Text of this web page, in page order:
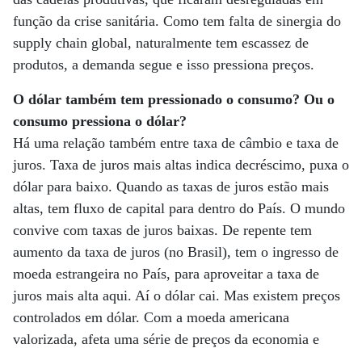
função da crise sanitária. Como tem falta de sinergia do
supply chain global, naturalmente tem escassez de
produtos, a demanda segue e isso pressiona preços.
O dólar também tem pressionado o consumo? Ou o
consumo pressiona o dólar?
Há uma relação também entre taxa de câmbio e taxa de
juros. Taxa de juros mais altas indica decréscimo, puxa o
dólar para baixo. Quando as taxas de juros estão mais
altas, tem fluxo de capital para dentro do País. O mundo
convive com taxas de juros baixas. De repente tem
aumento da taxa de juros (no Brasil), tem o ingresso de
moeda estrangeira no País, para aproveitar a taxa de
juros mais alta aqui. Aí o dólar cai. Mas existem preços
controlados em dólar. Com a moeda americana
valorizada, afeta uma série de preços da economia e